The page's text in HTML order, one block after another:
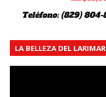
LA BELLEZA DEL LARIMAR